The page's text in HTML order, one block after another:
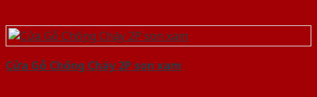
Cửa Gỗ Chống Cháy 2P son xam